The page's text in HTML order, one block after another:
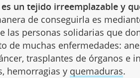
es un tejido irreemplazable y
de conseguirla es
las personas solidarias que
de muchas enfermedades:
trasplantes de órganos e
hemorragias y quemaduras.